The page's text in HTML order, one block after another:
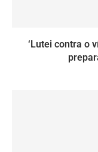
‘Lutei contra o